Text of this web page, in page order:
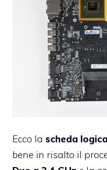
Ecco la scheda logica
bene in risalto il